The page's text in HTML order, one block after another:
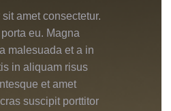
amet consectetur.
eu. Magna
malesuada et a in
in aliquam risus
et amet
suscipit porttitor